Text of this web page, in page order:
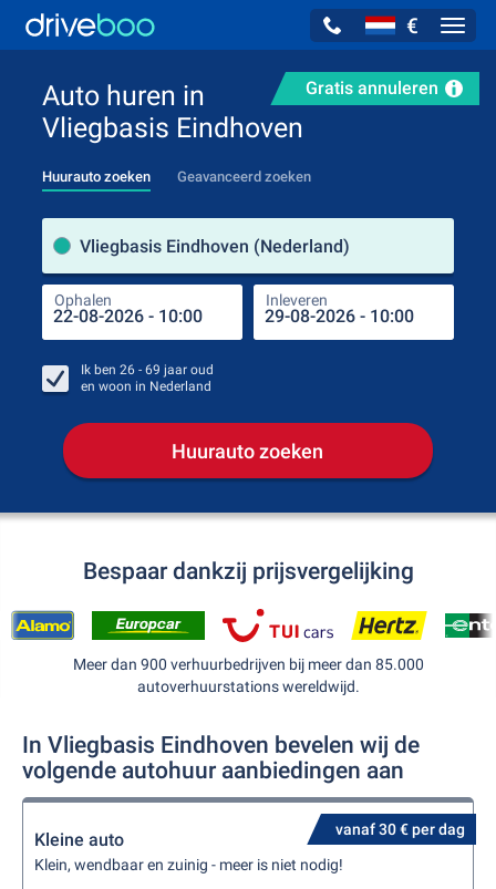
€
Gratis annuleren
Auto huren in
Vliegbasis Eindhoven
Huurauto zoeken Geavanceerd zoeken
Vliegbasis Eindhoven (Nederland)
Ophalen Inleveren
Ik ben 26 - 69 jaar oud
en woon in Nederland
Huurauto zoeken
Bespaar dankzij prijsvergelijking
Meer dan 900 verhuurbedrijven bij meer dan 85.000
autoverhuurstations wereldwijd.
In Vliegbasis Eindhoven bevelen wij de
volgende autohuur aanbiedingen aan
vanaf 30 € per dag
Kleine auto
Klein, wendbaar en zuinig - meer is niet nodig!